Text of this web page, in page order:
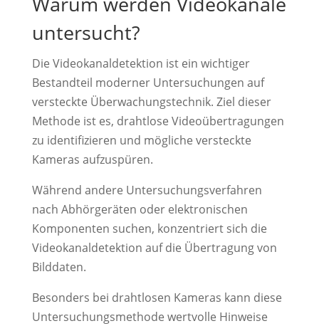
untersucht?
Die Videokanaldetektion ist ein wichtiger
Bestandteil moderner Untersuchungen auf
versteckte Überwachungstechnik. Ziel dieser
Methode ist es, drahtlose Videoübertragungen
zu identifizieren und mögliche versteckte
Kameras aufzuspüren.
Während andere Untersuchungsverfahren
nach Abhörgeräten oder elektronischen
Komponenten suchen, konzentriert sich die
Videokanaldetektion auf die Übertragung von
Bilddaten.
Besonders bei drahtlosen Kameras kann diese
Untersuchungsmethode wertvolle Hinweise